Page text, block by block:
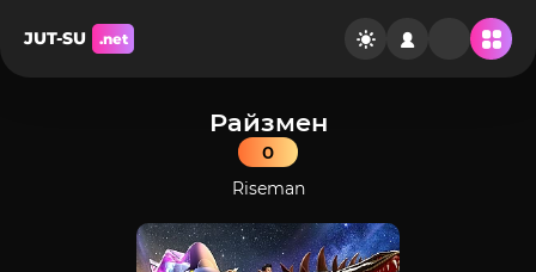
JUT-SU .net
Райзмен
0
Riseman